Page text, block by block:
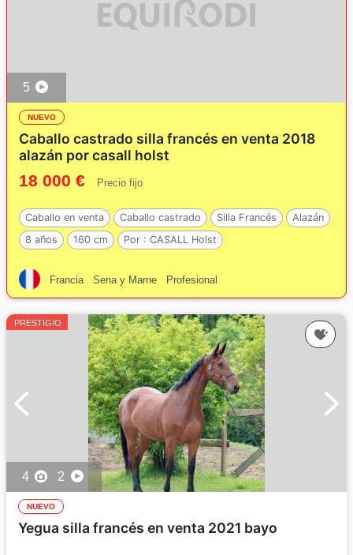
5
NUEVO
Caballo castrado silla francés en venta 2018
alazán por casall holst
18 000 € Precio fijo
Caballo en venta Caballo castrado Silla Francés
Alazán
8 años
160 cm Por : CASALL Holst
Francia Sena y Marne Profesional
PRESTIGIO
4 2
NUEVO
Yegua silla francés en venta 2021 bayo